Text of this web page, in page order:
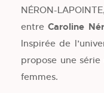
NÉRON-
entreCaroline
Inspirée de
propose une
femmes.